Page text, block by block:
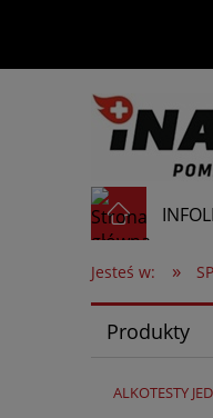
Jesteś w: »
Produkty
ALKOTESTY